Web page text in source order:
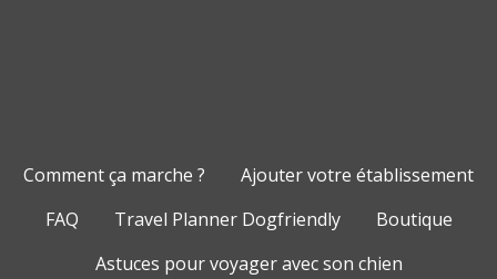
Comment ça marche ?
Ajouter votre établissement
FAQ
Travel Planner Dogfriendly
Boutique
Astuces pour voyager avec son chien